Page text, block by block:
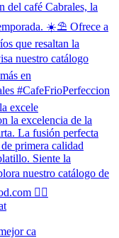
excele
ca